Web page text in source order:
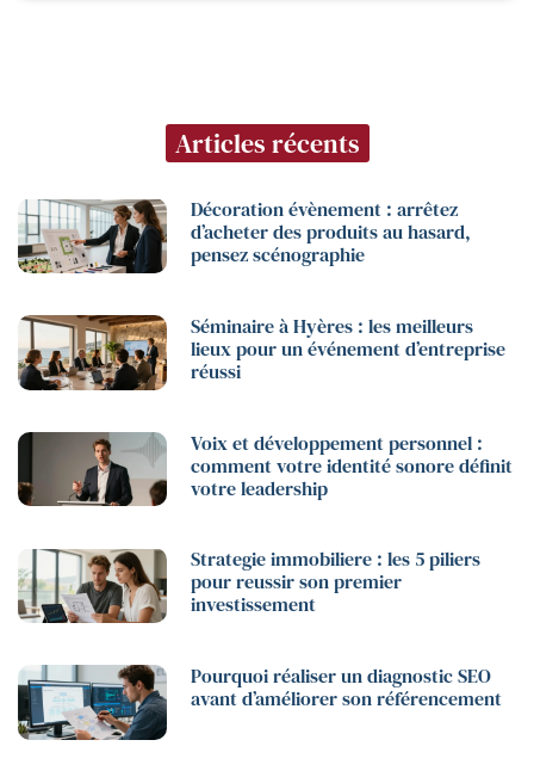
Articles récents
Décoration évènement : arrêtez
d’acheter des produits au hasard,
pensez scénographie
Séminaire à Hyères : les meilleurs
lieux pour un événement d’entreprise
réussi
Voix et développement personnel :
comment votre identité sonore définit
votre leadership
Strategie immobiliere : les 5 piliers
pour reussir son premier
investissement
Pourquoi réaliser un diagnostic SEO
avant d’améliorer son référencement